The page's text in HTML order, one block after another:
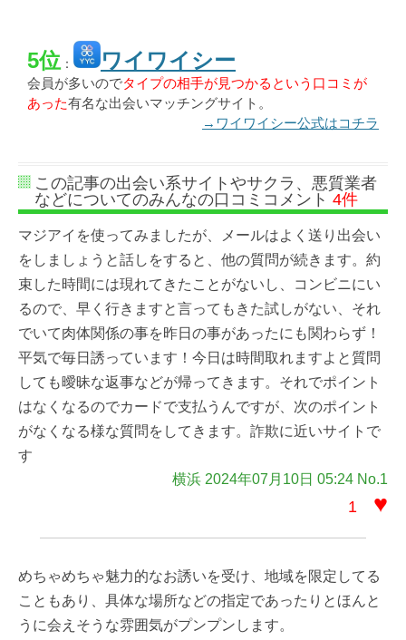
5位： ワイワイシー
会員が多いのでタイプの相手が見つかるという口コミが
あった有名な出会いマッチングサイト。
→ワイワイシー公式はコチラ
この記事の出会い系サイトやサクラ、悪質業者
などについてのみんなの口コミコメント 4件
マジアイを使ってみましたが、メールはよく送り出会い
をしましょうと話しをすると、他の質問が続きます。約
束した時間には現れてきたことがないし、コンビニにい
るので、早く行きますと言ってもきた試しがない、それ
でいて肉体関係の事を昨日の事があったにも関わらず！
平気で毎日誘っています！今日は時間取れますよと質問
しても曖昧な返事などが帰ってきます。それでポイント
はなくなるのでカードで支払うんですが、次のポイント
がなくなる様な質問をしてきます。詐欺に近いサイトで
す
横浜 2024年07月10日 05:24 No.1
1 ♥
めちゃめちゃ魅力的なお誘いを受け、地域を限定してる
こともあり、具体な場所などの指定であったりとほんと
うに会えそうな雰囲気がプンプンします。